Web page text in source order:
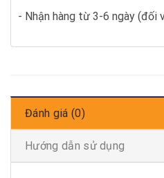
- Nhận hàng từ 3-6 ngày (đối
Đánh giá (0)
Hướng dẫn sử dụng